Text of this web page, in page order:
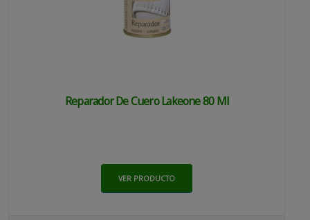
Reparador De Cuero Lakeone 80 Ml
VER PRODUCTO